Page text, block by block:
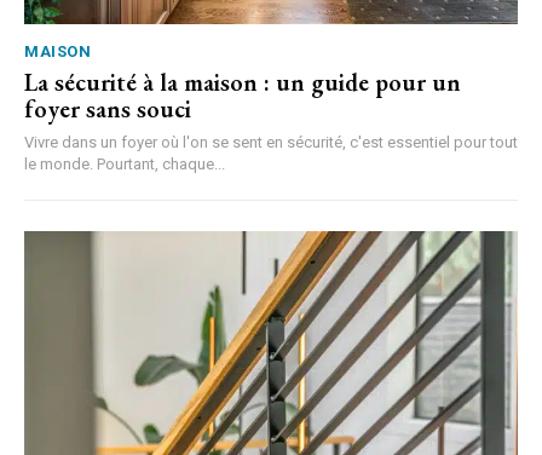
MAISON
La sécurité à la maison : un guide pour un
foyer sans souci
Vivre dans un foyer où l'on se sent en sécurité, c'est essentiel pour tout
le monde. Pourtant, chaque...